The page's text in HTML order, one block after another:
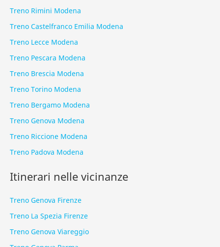
Treno Rimini Modena
Treno Castelfranco Emilia Modena
Treno Lecce Modena
Treno Pescara Modena
Treno Brescia Modena
Treno Torino Modena
Treno Bergamo Modena
Treno Genova Modena
Treno Riccione Modena
Treno Padova Modena
Itinerari nelle vicinanze
Treno Genova Firenze
Treno La Spezia Firenze
Treno Genova Viareggio